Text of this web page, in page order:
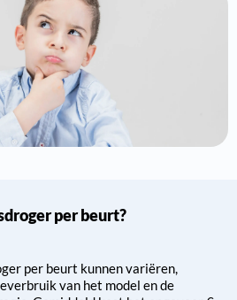
per beurt?
per beurt kunnen variëren,
van het model en de